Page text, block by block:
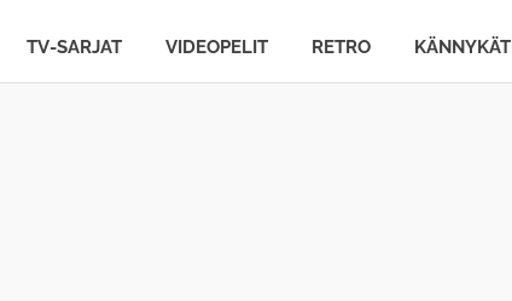
TV-SARJAT VIDEOPELIT RETRO KÄNNYKÄT